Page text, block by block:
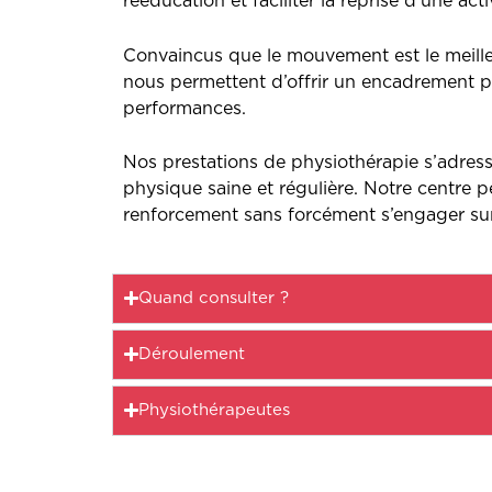
Convaincus que le mouvement est le
nous permettent d’offrir un encadrement
performances.
Nos prestations de physiothérapie
physique saine et régulière. Notre centre
renforcement sans forcément s’engager
Quand consulter ?
Déroulement
Physiothérapeutes